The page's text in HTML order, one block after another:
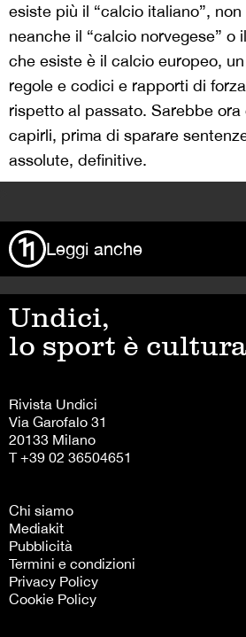
esiste più il “calcio italiano”,
neanche il “calcio norvegese” o
che esiste è il calcio europeo,
regole e codici e rapporti di
rispetto al passato. Sarebbe
capirli, prima di sparare
assolute, definitive.
Leggi anche
Undici,
lo sport è cultura
Rivista Undici
Via Garofalo 31
20133 Milano
T +39 02 36504651
Chi siamo
Mediakit
Pubblicità
Termini e condizioni
Privacy Policy
Cookie Policy